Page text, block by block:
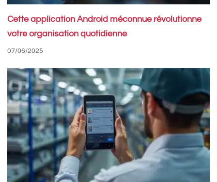
Cette application Android méconnue révolutionne
votre organisation quotidienne
07/06/2025